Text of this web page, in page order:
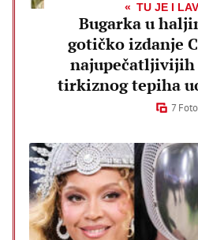
TU JE I
Bugarka u
gotičko izdanje
najupečatljivijih
tirkiznog tepiha
7 Foto